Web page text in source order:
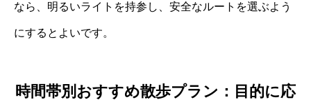
なら、明るいライトを持参し、安全なルートを選ぶよう
にするとよいです。
時間帯別おすすめ散歩プラン：目的に応